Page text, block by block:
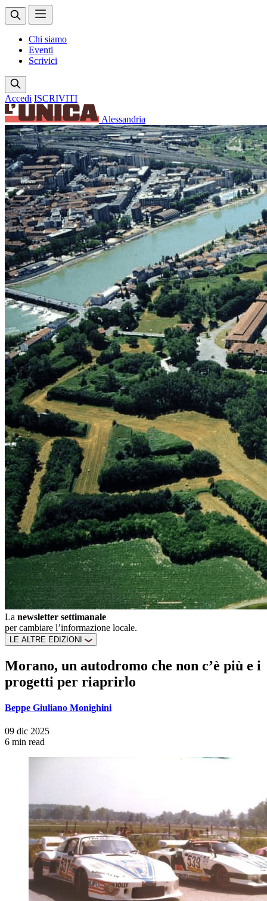
Chi siamo
Eventi
Scrivici
Accedi ISCRIVITI
Alessandria
La newsletter settimanale
per cambiare l’informazione locale.
LE ALTRE EDIZIONI
Morano, un autodromo che non c’è più e i
progetti per riaprirlo
Beppe Giuliano Monighini
09 dic 2025
6 min read